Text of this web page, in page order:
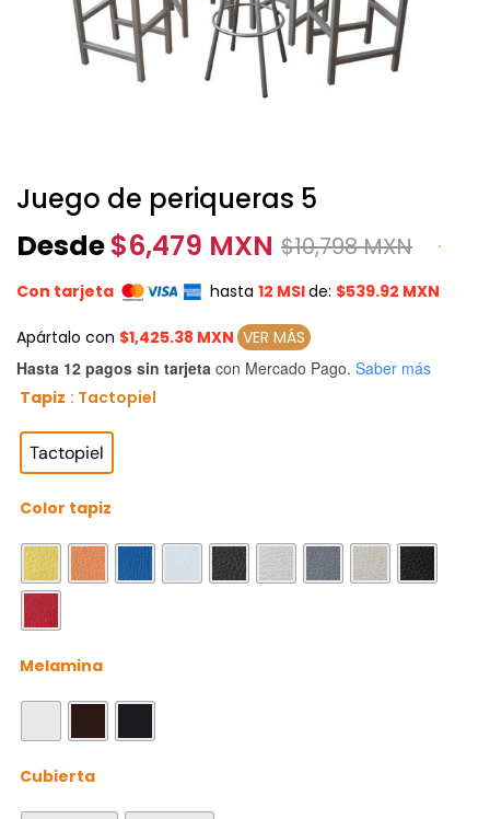
Juego de periqueras 5
Desde$6,479 MXN $10,798 MXN
Con tarjeta hasta 12 MSIde: $539.92 MXN
Apártalo con $1,425.38 MXN VER MÁS
Hasta 12 pagos sin tarjeta con Mercado Pago. Saber más
Tapiz : Tactopiel
Tactopiel
Color tapiz
Melamina
Cubierta